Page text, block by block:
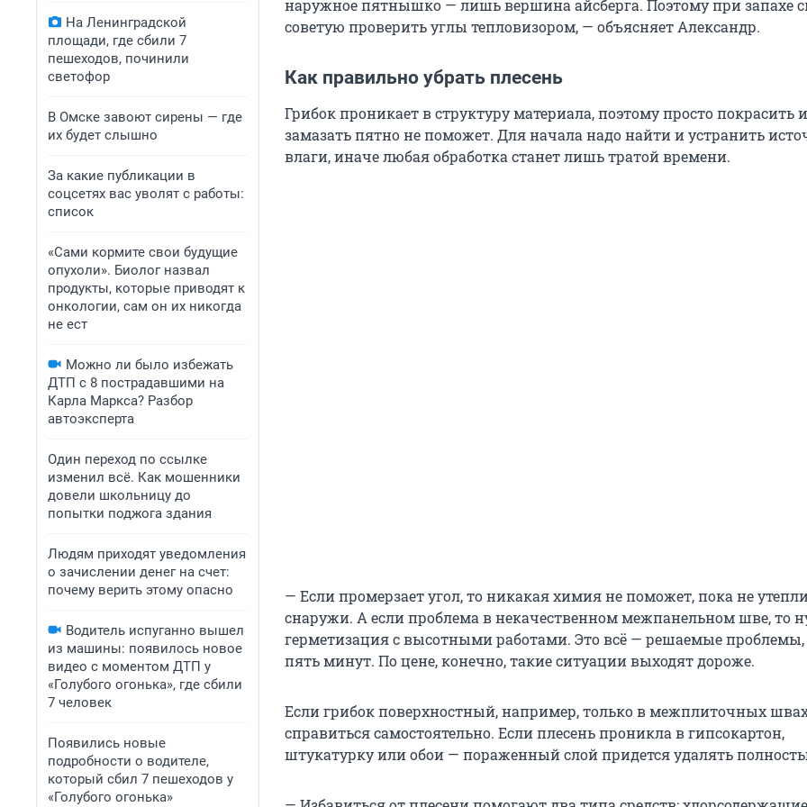
На Ленинградской
площади, где сбили 7
пешеходов, починили
светофор
В Омске завоют сирены — где
их будет слышно
За какие публикации в
соцсетях вас уволят с работы:
список
«Сами кормите свои будущие
опухоли». Биолог назвал
продукты, которые приводят к
онкологии, сам он их никогда
не ест
Можно ли было избежать
ДТП с 8 пострадавшими на
Карла Маркса? Разбор
автоэксперта
Один переход по ссылке
изменил всё. Как мошенники
довели школьницу до
попытки поджога здания
Людям приходят уведомления
о зачислении денег на счет:
почему верить этому опасно
Водитель испуганно вышел
из машины: появилось новое
видео с моментом ДТП у
«Голубого огонька», где сбили
7 человек
Появились новые
подробности о водителе,
который сбил 7 пешеходов у
«Голубого огонька»
наружное пятнышко — лишь вершина айсберга. Поэтому при запахе
советую проверить углы тепловизором, — объясняет Александр.
Как правильно убрать плесень
Грибок проникает в структуру материала, поэтому просто покрасить
замазать пятно не поможет. Для начала надо найти и устранить
влаги, иначе любая обработка станет лишь тратой времени.
— Если промерзает угол, то никакая химия не поможет, пока не
снаружи. А если проблема в некачественном межпанельном шве, то
герметизация с высотными работами. Это всё — решаемые проблемы,
пять минут. По цене, конечно, такие ситуации выходят дороже.
Если грибок поверхностный, например, только в межплиточных
справиться самостоятельно. Если плесень проникла в гипсокартон,
штукатурку или обои — пораженный слой придется удалять